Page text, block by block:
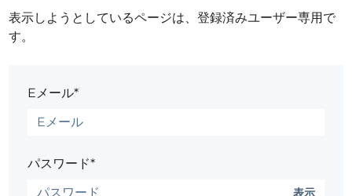
表示しようとしているページは、登録済みユーザー専用で
す。
Eメール*
パスワード*
表示